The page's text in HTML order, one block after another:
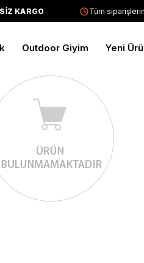
KARGO Tüm
Outdoor Giyim Yeni